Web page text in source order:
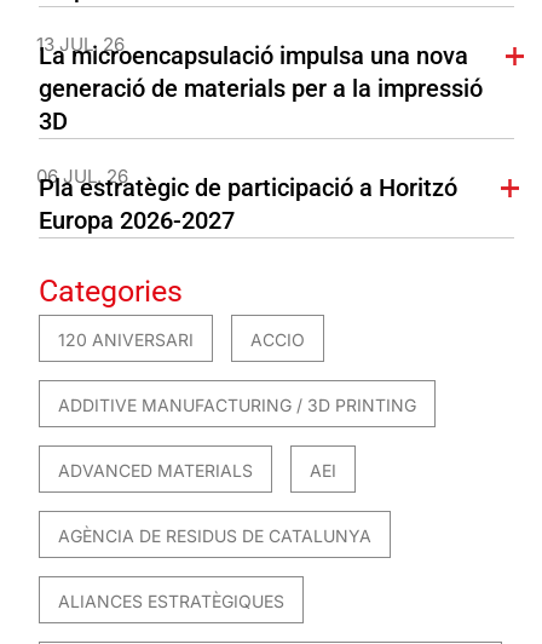
13 JUL. 26
La microencapsulació impulsa una nova
generació de materials per a la impressió
3D
06 JUL. 26
Pla estratègic de participació a Horitzó
Europa 2026-2027
Categories
120 ANIVERSARI ACCIO
ADDITIVE MANUFACTURING / 3D PRINTING
ADVANCED MATERIALS AEI
AGÈNCIA DE RESIDUS DE CATALUNYA
ALIANCES ESTRATÈGIQUES